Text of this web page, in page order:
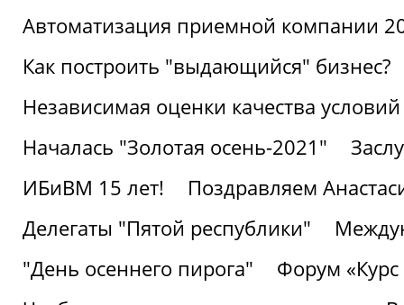
Автоматизация приемной компании
Как построить "выдающийся" бизнес?
Независимая оценки качества
Началась "Золотая осень-2021"
ИБиВМ 15 лет!
Поздравляем
Делегаты "Пятой республики"
"День осеннего пирога"
Форум «Курс